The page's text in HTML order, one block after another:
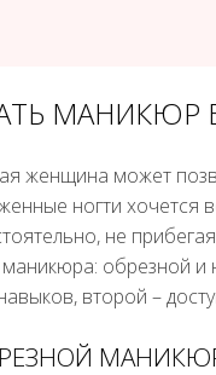
женщина может
ногти хочется
не
обрезной и
второй –